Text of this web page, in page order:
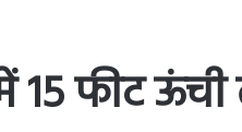
15 फीट